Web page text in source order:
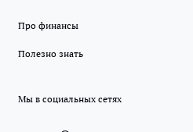
Про финансы
Полезно знать
Мы в социальных сетях